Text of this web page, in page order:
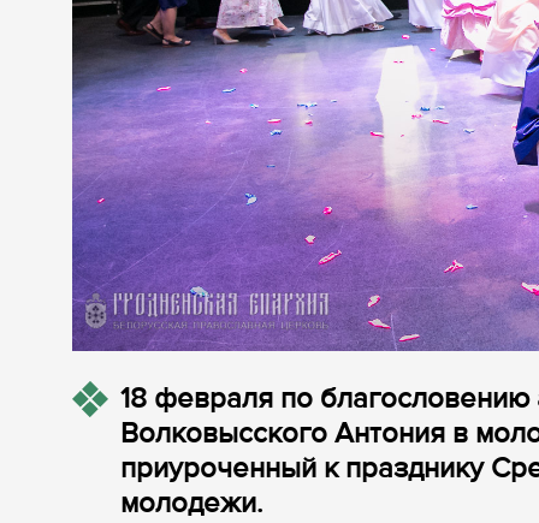
18 февраля по благословению
Волковысского Антония в
приуроченный к празднику
молодежи.